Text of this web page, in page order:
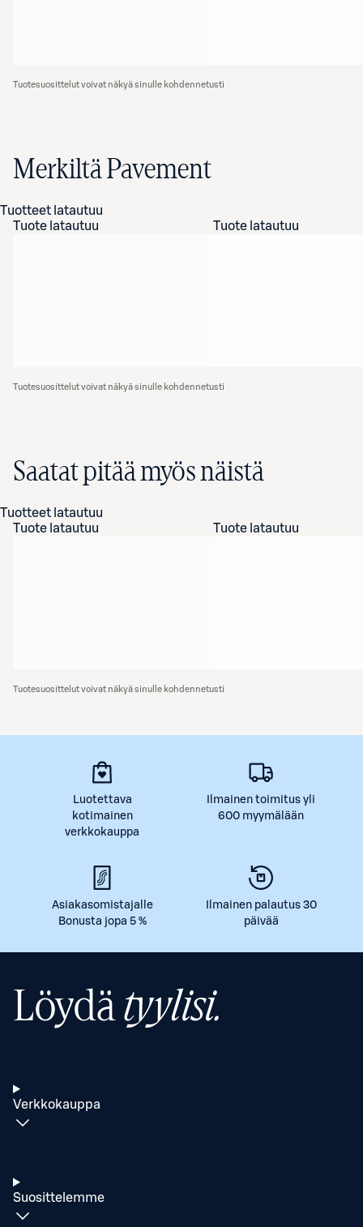
Tuotesuosittelut voivat näkyä sinulle kohdennetusti
Merkiltä Pavement
Tuotteet latautuu
Tuote latautuu
Tuote latautuu
Tuotesuosittelut voivat näkyä sinulle kohdennetusti
Saatat pitää myös näistä
Tuotteet latautuu
Tuote latautuu
Tuote latautuu
Tuotesuosittelut voivat näkyä sinulle kohdennetusti
Luotettava
kotimainen
verkkokauppa
Ilmainen toimitus yli
600 myymälään
Asiakasomistajalle
Bonusta jopa 5 %
Ilmainen palautus 30
päivää
Löydätyylisi.
Verkkokauppa
Suosittelemme